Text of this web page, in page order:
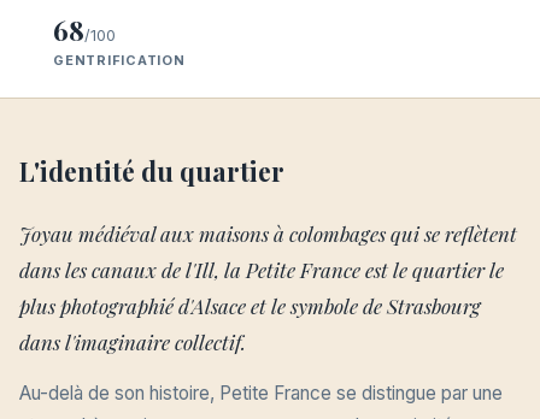
68/100
GENTRIFICATION
L'identité du quartier
Joyau médiéval aux maisons à colombages qui se reflètent
dans les canaux de l'Ill, la Petite France est le quartier le
plus photographié d'Alsace et le symbole de Strasbourg
dans l'imaginaire collectif.
Au-delà de son histoire, Petite France se distingue par une